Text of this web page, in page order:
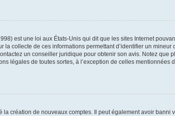
est une loi aux États-Unis qui dit que les sites Internet
la collecte de ces informations permettant d’identifier un
un conseiller juridique pour obtenir son avis. Notez
légales de toutes sortes, à l’exception de celles
la création de nouveaux comptes. Il peut également avoir